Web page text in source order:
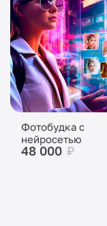
Фотобудка с
нейросетью
48 000 ₽